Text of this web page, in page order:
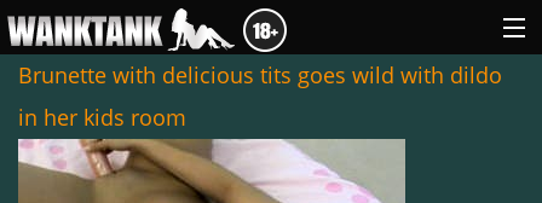
GENRES
Brunette with delicious tits goes wild with dildo
in her kids room